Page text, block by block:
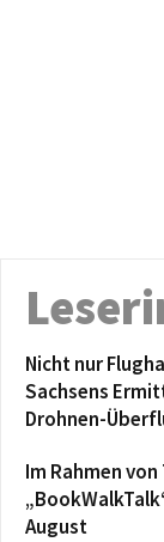
Nicht nur
Sachsens
Drohnen-
Im Rahmen von
August